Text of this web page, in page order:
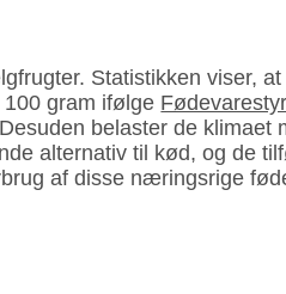
Statistikken viser,
gram ifølge
belaster de
alternativ til kød, og de
af disse næringsrige